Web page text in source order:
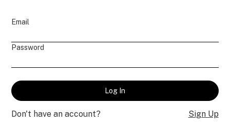
Email
Password
Don't have an account? Sign Up